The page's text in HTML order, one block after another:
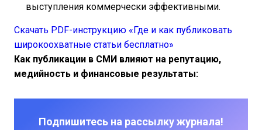
выступления коммерчески эффективными.
Скачать PDF-инструкцию «Где и как публиковать
широкоохватные статьи бесплатно»
Как публикации в СМИ влияют на репутацию,
медийность и финансовые результаты:
Подпишитесь на рассылку журнала!